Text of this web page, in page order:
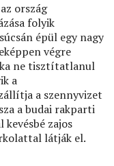
ország
folyik
épül egy nagy
végre
ne tisztítatlanul
a
a szennyvizet
a budai rakparti
zajos
látják el.